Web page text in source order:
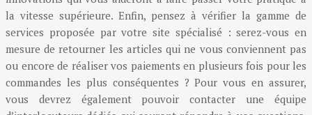
la vitesse supérieure. Enfin, pensez à vérifier la gamme de
services proposée par votre site spécialisé : serez-vous en
mesure de retourner les articles qui ne vous conviennent pas
ou encore de réaliser vos paiements en plusieurs fois pour les
commandes les plus conséquentes ? Pour vous en assurer,
vous devrez également pouvoir contacter une équipe